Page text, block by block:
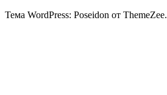
Тема WordPress: Poseidon от ThemeZee.